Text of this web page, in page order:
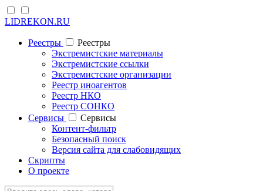
LIDREKON.RU
Реестры
Реестры
Экстремистские материалы
Экстремистские ссылки
Экстремистские организации
Реестр иноагентов
Реестр НКО
Реестр СОНКО
Cервисы
Cервисы
Контент-фильтр
Безопасный поиск
Версия сайта для слабовидящих
Скрипты
О проекте